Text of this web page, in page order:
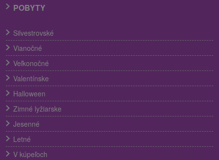
POBYTY
Silvestrovské
Vianočné
Veľkonočné
Valentínske
Halloween
Zimné lyžiarske
Jesenné
Letné
V kúpeľoch